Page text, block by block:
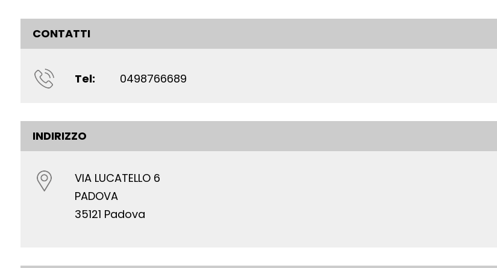
CONTATTI
Tel: 0498766689
INDIRIZZO
VIA LUCATELLO 6
PADOVA
35121 Padova